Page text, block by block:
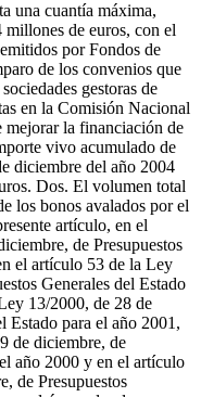
una cuantía máxima,
de euros, con el
por Fondos de
de los convenios que
gestoras de
en la Comisión Nacional
mejorar la financiación de
vivo acumulado de
diciembre del año 2004
Dos. El volumen total
los bonos avalados por el
artículo, en el
de Presupuestos
el artículo 53 de la Ley
Generales del Estado
13/2000, de 28 de
Estado para el año 2001,
de diciembre, de
año 2000 y en el artículo
de Presupuestos